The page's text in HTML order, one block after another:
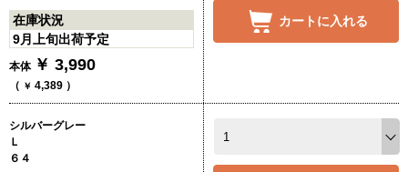
在庫状況
9月上旬出荷予定
本体 ￥ 3,990
（ ￥ 4,389 ）
カートに入れる
シルバーグレー
Ｌ
６４